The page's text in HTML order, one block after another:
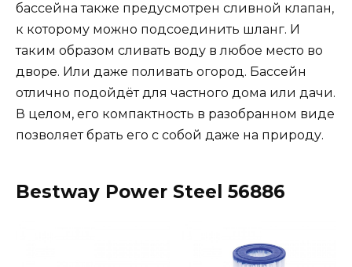
бассейна также предусмотрен сливной клапан,
к которому можно подсоединить шланг. И
таким образом сливать воду в любое место во
дворе. Или даже поливать огород. Бассейн
отлично подойдёт для частного дома или дачи.
В целом, его компактность в разобранном виде
позволяет брать его с собой даже на природу.
Bestway Power Steel 56886